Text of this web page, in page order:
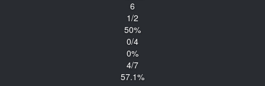
6
1/2
50%
0/4
0%
4/7
57.1%